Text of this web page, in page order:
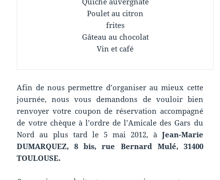
Poulet au citron
frites
Gâteau au chocolat
Vin et café
Afin de nous permettre d’organiser au mieux cette
journée, nous vous demandons de vouloir bien
renvoyer votre coupon de réservation accompagné
de votre chèque à l’ordre de l’Amicale des Gars du
Nord au plus tard le 5 mai 2012, à Jean-Marie
DUMARQUEZ, 8 bis, rue Bernard Mulé, 31400
TOULOUSE.